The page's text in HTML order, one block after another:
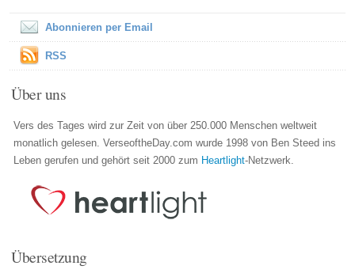
Abonnieren per Email
RSS
Über uns
Vers des Tages wird zur Zeit von über 250.000 Menschen weltweit
monatlich gelesen. VerseoftheDay.com wurde 1998 von Ben Steed ins
Leben gerufen und gehört seit 2000 zum Heartlight-Netzwerk.
Übersetzung